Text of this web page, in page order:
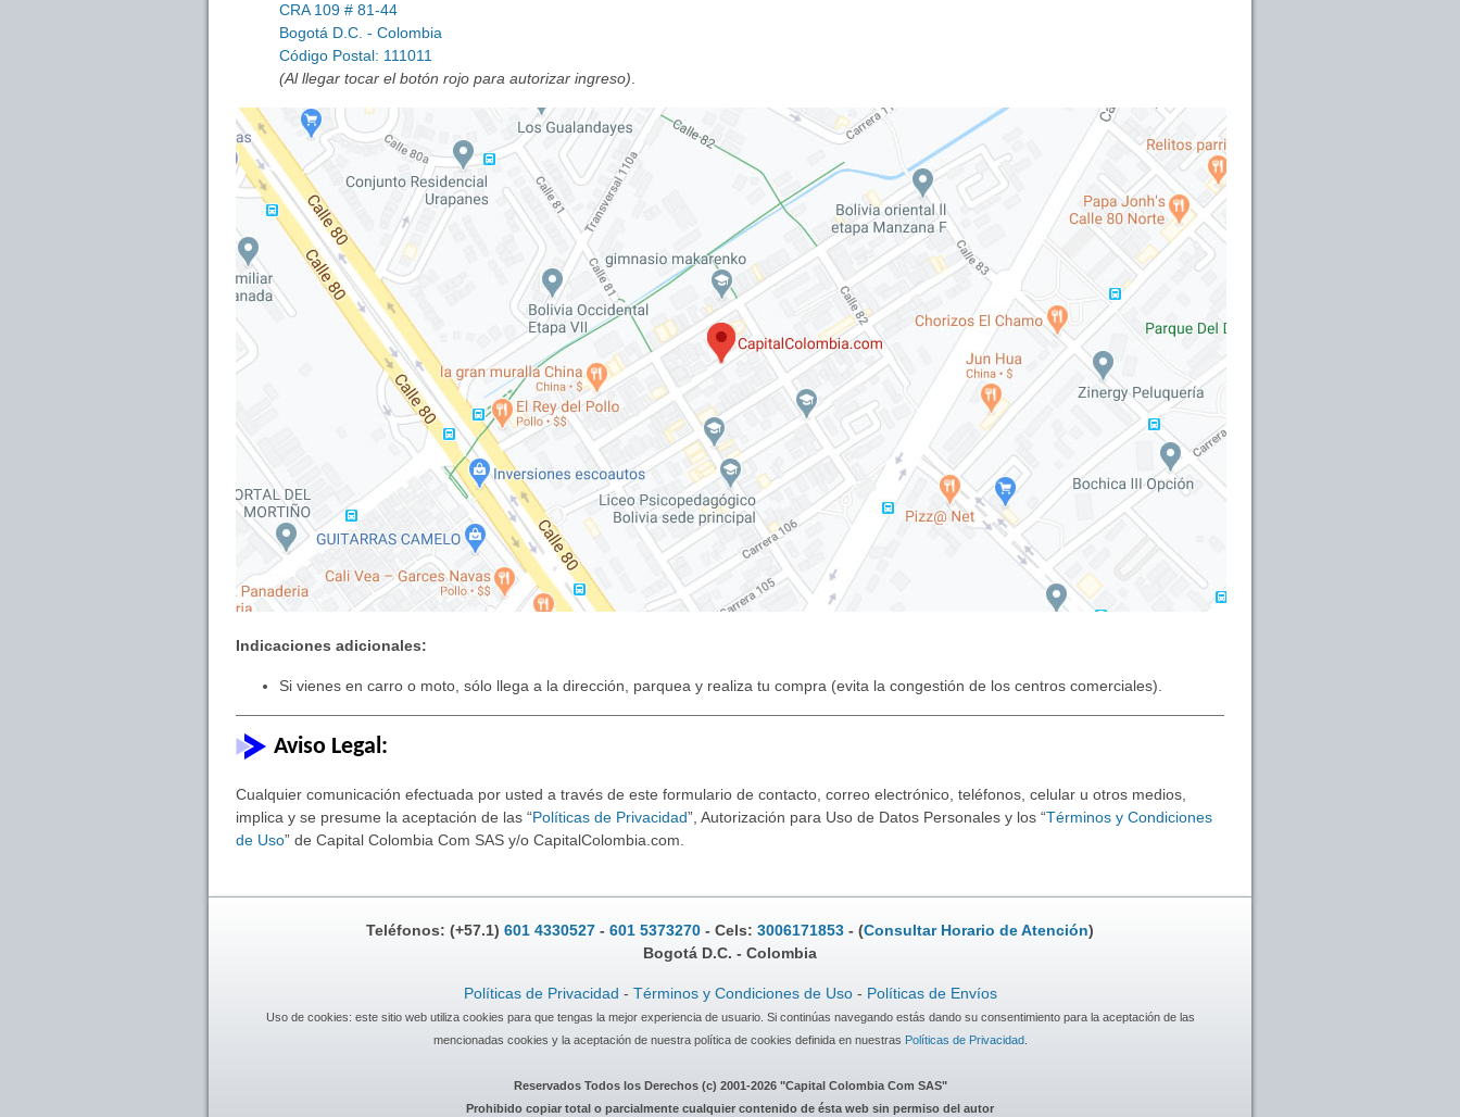
CRA 109 # 81-44
Bogotá D.C. - Colombia
Código Postal: 111011
(Al llegar tocar el botón rojo para autorizar ingreso)
Indicaciones adicionales:
Si vienes en carro o moto, sólo llega a la dirección, parquea y realiza tu compra (evita la congestión de los centros comerciales).
Aviso Legal:
Cualquier comunicación efectuada por usted a través de este formulario de contacto, correo electrónico, teléfonos, celular u otros medios,
implica y se presume la aceptación de las “Políticas de Privacidad”, Autorización para Uso de Datos Personales y los “Términos y Condiciones
de Uso” de Capital Colombia Com SAS y/o CapitalColombia.com.
Teléfonos: (+57.1) 601 4330527 - 601 5373270 - Cels: 3006171853 - (Consultar Horario de Atención)
Bogotá D.C. - Colombia
Políticas de Privacidad - Términos y Condiciones de Uso- Políticas de Envíos
Uso de cookies: este sitio web utiliza cookies para que tengas la mejor experiencia de usuario. Si continúas navegando estás dando su consentimiento para la aceptación de las
mencionadas cookies y la aceptación de nuestra política de cookies definida en nuestras Políticas de Privacidad.
Reservados Todos los Derechos (c) 2001-2026 "Capital Colombia Com SAS"
Prohibido copiar total o parcialmente cualquier contenido de ésta web sin permiso del autor